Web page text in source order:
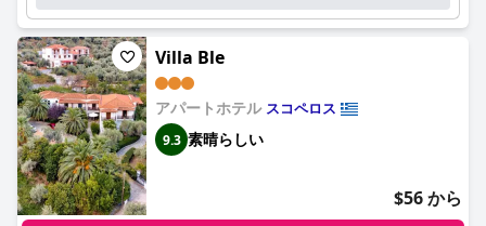
Villa Ble
アパートホテル スコペロス
9.3 素晴らしい
$56 から